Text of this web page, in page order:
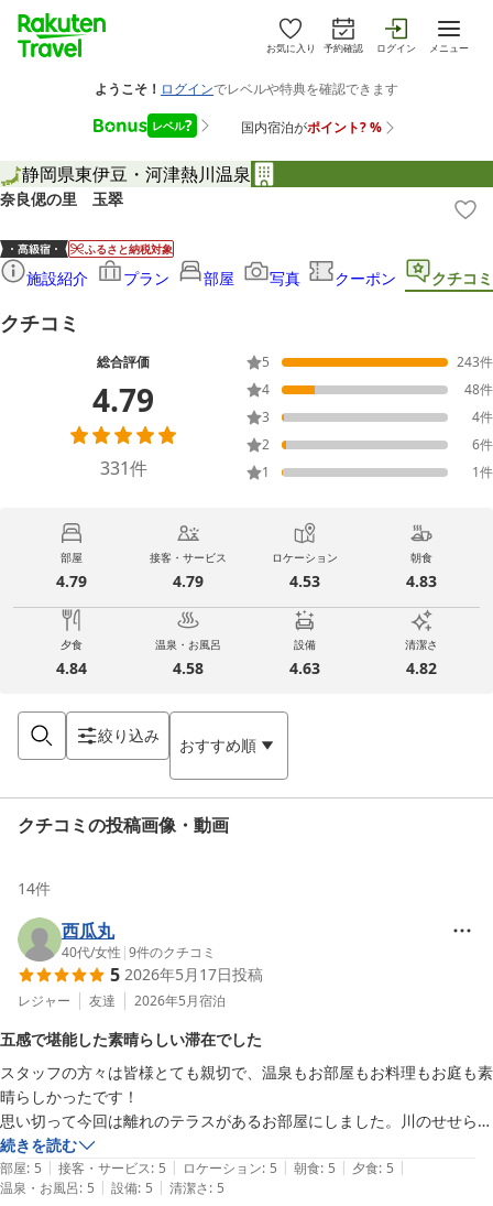
お気に入り 予約確認 ログイン メニュー
静岡県東伊豆・河津熱川温泉
奈良偲の里 玉翠
ふるさと納税対象
施設紹介 プラン 部屋 写真 クーポン クチコミ
クチコミ
総合評価
4.79
331件
5 243件
4
48件
3
4件
2
6件
1
1件
部屋
4.79
接客・サービス
4.79
ロケーション
4.53
朝食
4.83
夕食
4.84
温泉・お風呂
4.58
設備
4.63
清潔さ
4.82
絞り込み おすすめ順
クチコミの投稿画像・動画
14件
西瓜丸
40代/女性 |9件のクチコミ
5 2026年5月17日投稿
レジャー 友達 2026年5月宿泊
五感で堪能した素晴らしい滞在でした
スタッフの方々は皆様とても親切で、温泉もお部屋もお料理もお庭も素
晴らしかったです！
思い切って今回は離れのテラスがあるお部屋にしました。川のせせらぎ
や鳥の声、鮮やかな新緑、木々や花の香り、美味しいお食事にハンモッ
クのやさしい揺れなど、五感で堪能できました。
到着時のお菓子と抹茶のサービス、お風呂上がりの麦茶ほかの飲み放題
続きを読む
部屋: 5 | 接客・サービス: 5 | ロケーション: 5 | 朝食: 5 | 夕食: 5 |
温泉・お風呂: 5 | 設備: 5 | 清潔さ: 5